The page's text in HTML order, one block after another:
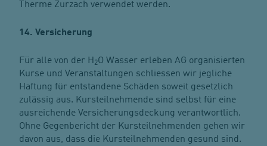
Therme Zurzach verwendet werden.
14. Versicherung
Für alle von der H 2O Wasser erleben AG organisierten
Kurse und Veranstaltungen schliessen wir jegliche
Haftung für entstandene Schäden soweit gesetzlich
zulässig aus. Kursteilnehmende sind selbst für eine
ausreichende Versicherungsdeckung verantwortlich.
Ohne Gegenbericht der Kursteilnehmenden gehen wir
davon aus, dass die Kursteilnehmenden gesund sind.